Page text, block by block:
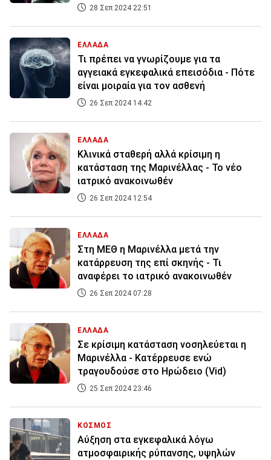
28 Σεπ 2024 22:51
ΕΛΛΑΔΑ
Τι πρέπει να γνωρίζουμε για τα
αγγειακά εγκεφαλικά επεισόδια - Πότε
είναι μοιραία για τον ασθενή
26 Σεπ 2024 14:42
ΕΛΛΑΔΑ
Κλινικά σταθερή αλλά κρίσιμη η
κατάσταση της Μαρινέλλας - Το νέο
ιατρικό ανακοινωθέν
26 Σεπ 2024 12:54
ΕΛΛΑΔΑ
Στη ΜΕΘ η Μαρινέλλα μετά την
κατάρρευση της επί σκηνής - Τι
αναφέρει το ιατρικό ανακοινωθέν
26 Σεπ 2024 07:28
ΕΛΛΑΔΑ
Σε κρίσιμη κατάσταση νοσηλεύεται η
Μαρινέλλα - Κατέρρευσε ενώ
τραγουδούσε στο Ηρώδειο (Vid)
25 Σεπ 2024 23:46
ΚΟΣΜΟΣ
Αύξηση στα εγκεφαλικά λόγω
ατμοσφαιρικής ρύπανσης, υψηλών